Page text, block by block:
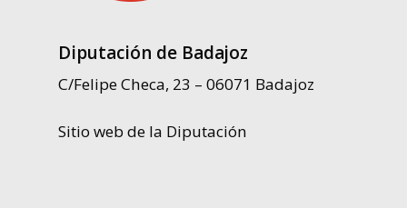
Diputación de Badajoz
C/Felipe Checa, 23 – 06071 Badajoz
Sitio web de la Diputación